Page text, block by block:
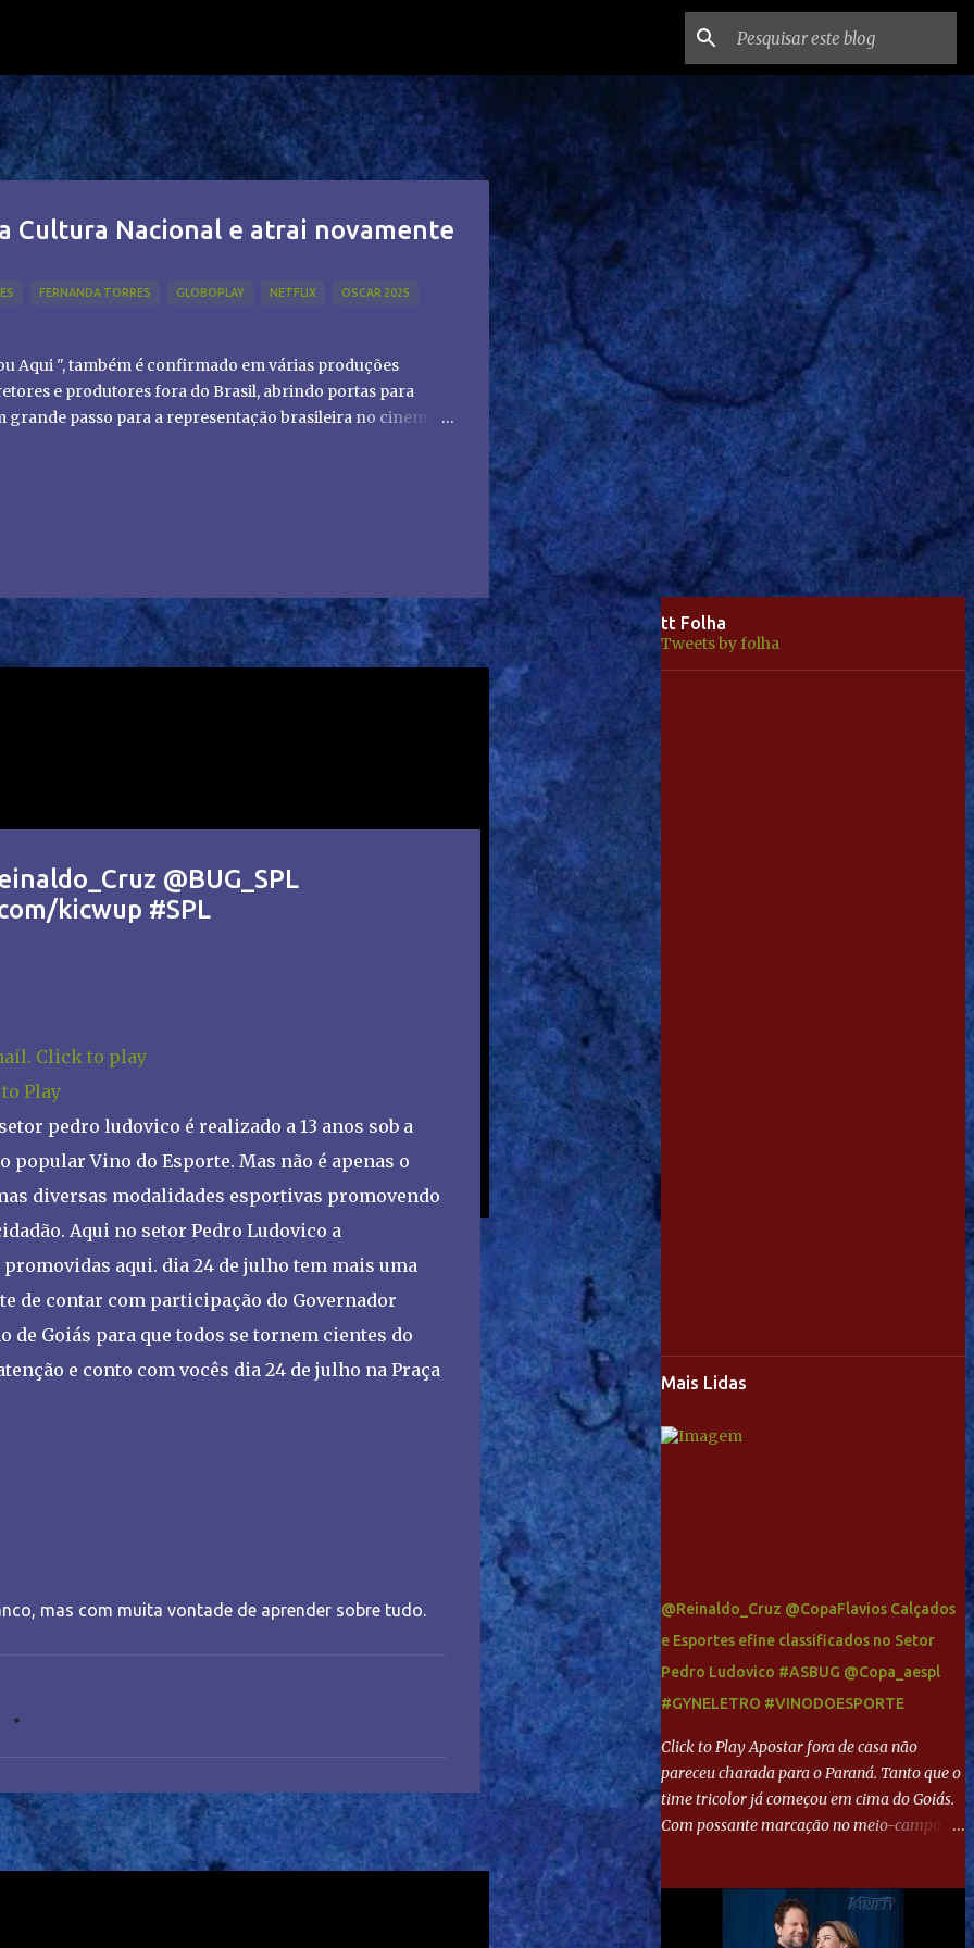
Cultura Nacional e atrai novamente
FERNANDA TORRES GLOBOPLAY NETFLIX OSCAR 2025
Aqui ", também é confirmado em várias produções
e produtores fora do Brasil, abrindo portas para
passo para a representação brasileira no cinema
@BUG_SPL
kicwup #SPL
Play
pedro ludovico é realizado a 13 anos sob a
Vino do Esporte. Mas não é apenas o
diversas modalidades esportivas promovendo
Aqui no setor Pedro Ludovico a
aqui. dia 24 de julho tem mais uma
de contar com participação do Governador
Goiás para que todos se tornem cientes do
e conto com vocês dia 24 de julho na Praça
mas com muita vontade de aprender sobre tudo.
tt Folha
Tweets by folha
Mais Lidas
@Reinaldo_Cruz @CopaFlavios Calçados
e Esportes efine classificados no Setor
Pedro Ludovico #ASBUG @Copa_aespl
#GYNELETRO #VINODOESPORTE
Click to Play Apostar fora de casa não
pareceu charada para o Paraná. Tanto que o
time tricolor já começou em cima do Goiás.
Com possante marcação no meio-campo e
direita, invadiu a área e bateu cruzado no
canto, sem chance para Harlei. Tal qual o